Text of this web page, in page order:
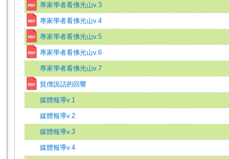
專家學者看佛光山v.3
專家學者看佛光山v.4
專家學者看佛光山v.5
專家學者看佛光山v.6
專家學者看佛光山v.7
貧僧說話的回響
媒體報導v.1
媒體報導v.2
媒體報導v.3
媒體報導v.4